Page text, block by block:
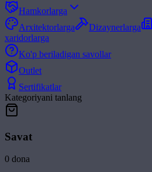
Hamkorlarga
Arxitektorlarga
Dizaynerlarga
xaridorlarga
Ko'p beriladigan savollar
Outlet
Sertifikatlar
Kategoriyani tanlang
Savat
0 dona